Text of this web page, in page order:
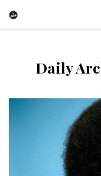
Daily